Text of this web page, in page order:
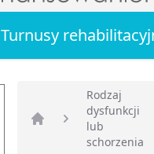
Turnusy
Strona główna
Rodzaj
dysfunkcji
lub
schorzenia